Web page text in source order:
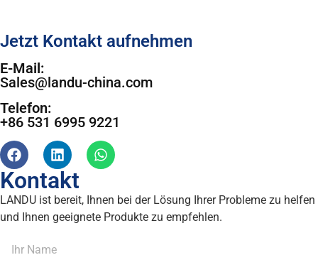
Jetzt Kontakt aufnehmen
E-Mail:
Sales@landu-china.com
Telefon:
+86 531 6995 9221
Kontakt
LANDU ist bereit, Ihnen bei der Lösung Ihrer Probleme zu helfen
und Ihnen geeignete Produkte zu empfehlen.